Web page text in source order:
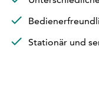
Stationär und